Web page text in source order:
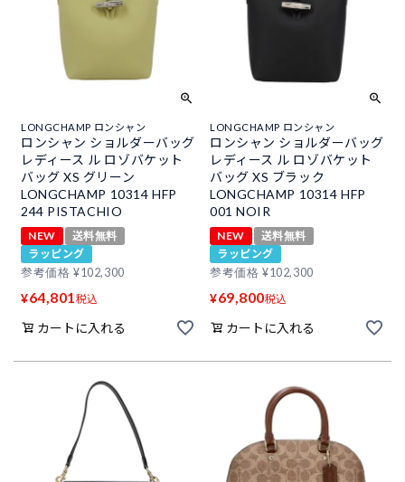
LONGCHAMP ロンシャン
ロンシャン ショルダーバッグ
レディース ル ロゾバケット
バッグ XS グリーン
LONGCHAMP 10314 HFP
244 PISTACHIO
NEW
送料無料
ラッピング
参考価格 ¥102,300
¥64,801 税込
カートに入れる
LONGCHAMP ロンシャン
ロンシャン ショルダーバッグ
レディース ル ロゾバケット
バッグ XS ブラック
LONGCHAMP 10314 HFP
001 NOIR
NEW
送料無料
ラッピング
参考価格 ¥102,300
¥69,800税込
カートに入れる